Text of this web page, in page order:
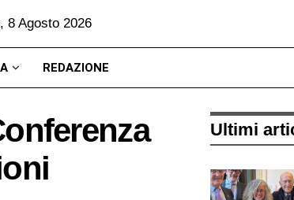
8 Agosto 2026
REDAZIONE
Ultimi